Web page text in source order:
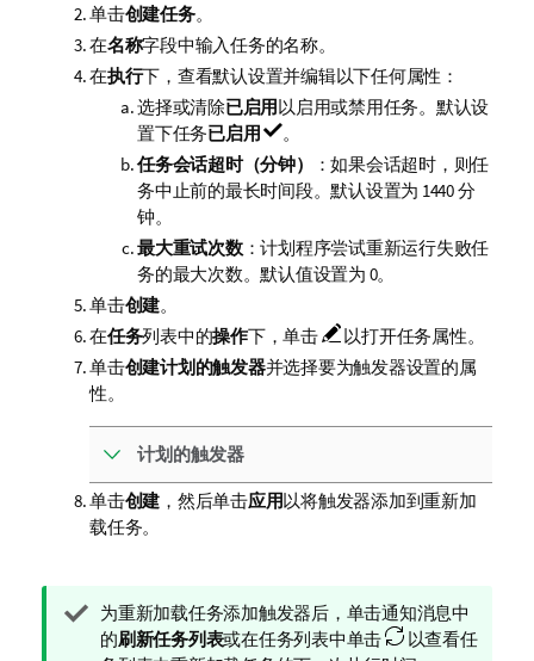
单击创建任务。
在名称字段中输入任务的名称。
在执行下，查看默认设置并编辑以下任何属性：
选择或清除已启用以启用或禁用任务。默认设
置下任务已启用
。
任务会话超时（分钟）
：如果会话超时，则任
务中止前的最长时间段。默认设置为 1440 分
钟。
最大重试次数：计划程序尝试重新运行失败任
务的最大次数。默认值设置为 0。
单击创建。
在任务列表中的操作下，单击
以打开任务属性。
单击创建计划的触发器并选择要为触发器设置的属
性。
计划的触发器
单击创建 ，然后单击应用以将触发器添加到重新加
载任务。
提
示
为重新加载任务添加触发器后，单击通知消息中
的刷新任务列表或在任务列表中单击
以查看任